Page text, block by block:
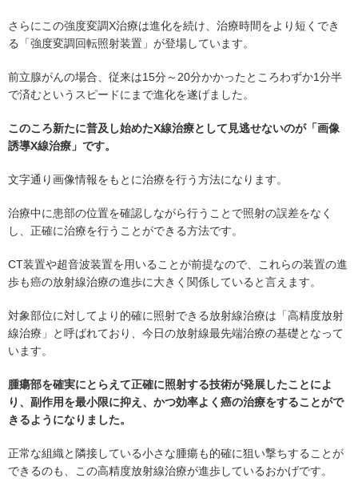
さらにこの強度変調X治療は進化を続け、治療時間をより短くでき
る「強度変調回転照射装置」が登場しています。
前立腺がんの場合、従来は15分～20分かかったところわずか1分半
で済むというスピードにまで進化を遂げました。
このころ新たに普及し始めたX線治療として見逃せないのが「画像
誘導X線治療」です。
文字通り画像情報をもとに治療を行う方法になります。
治療中に患部の位置を確認しながら行うことで照射の誤差をなく
し、正確に治療を行うことができる方法です。
CT装置や超音波装置を用いることが前提なので、これらの装置の進
歩も癌の放射線治療の進歩に大きく関係していると言えます。
対象部位に対してより的確に照射できる放射線治療は「高精度放射
線治療」と呼ばれており、今日の放射線最先端治療の基礎となって
います。
腫瘍部を確実にとらえて正確に照射する技術が発展したことによ
り、副作用を最小限に抑え、かつ効率よく癌の治療をすることがで
きるようになりました。
正常な組織と隣接している小さな腫瘍も的確に狙い撃ちすることが
できるのも、この高精度放射線治療が進歩しているおかげです。